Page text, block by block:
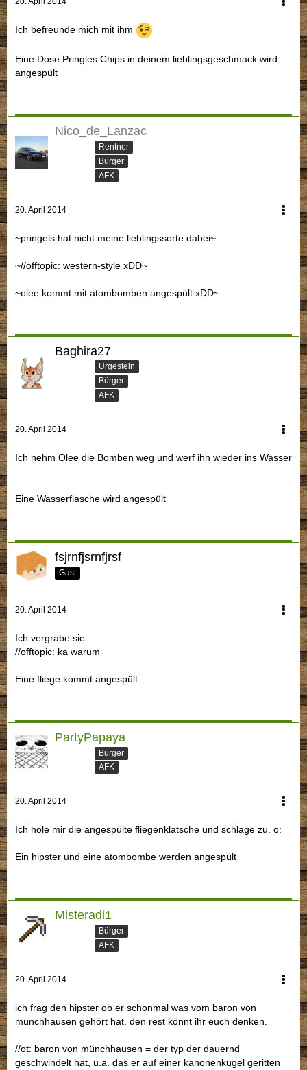
Ich befreunde mich mit ihm
Eine Dose Pringles Chips in deinem lieblingsgeschmack wird
angespült
Nico_de_Lanzac
Rentner
Bürger
AFK
20. April 2014
~pringels hat nicht meine lieblingssorte dabei~
~//offtopic: western-style xDD~
~olee kommt mit atombomben angespült xDD~
Baghira27
Urgestein
Bürger
AFK
20. April 2014
Ich nehm Olee die Bomben weg und werf ihn wieder ins Wasser
Eine Wasserflasche wird angespült
fsjrnfjsrnfjrsf
Gast
20. April 2014
Ich vergrabe sie.
//offtopic: ka warum
Eine fliege kommt angespült
PartyPapaya
Bürger
AFK
20. April 2014
Ich hole mir die angespülte fliegenklatsche und schlage zu. o:
Ein hipster und eine atombombe werden angespült
Misteradi1
Bürger
AFK
20. April 2014
ich frag den hipster ob er schonmal was vom baron von
münchhausen gehört hat. den rest könnt ihr euch denken.
//ot: baron von münchhausen = der typ der dauernd
geschwindelt hat, u.a. das er auf einer kanonenkugel geritten